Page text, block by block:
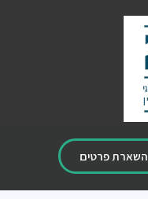
השארת פרטים